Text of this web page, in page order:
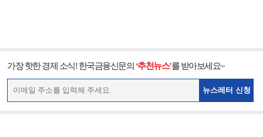
가장 핫한 경제 소식! 한국금융신문의 ‘추천뉴스’를 받아보세요~
뉴스레터 신청